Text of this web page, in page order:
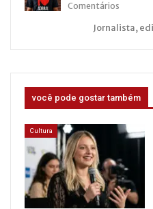
Comentários
Jornalista,
você pode gostar também
Cultura